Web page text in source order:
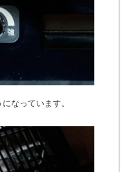
なっています。